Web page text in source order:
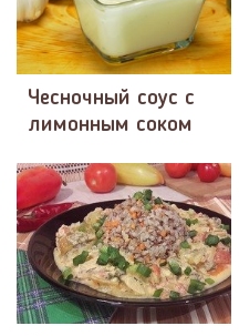
Чесночный соус с
лимонным соком